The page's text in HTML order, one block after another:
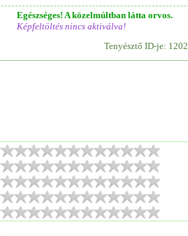
Egészséges! A közelmúltban látta orvos.
Képfeltöltés nincs aktiválva!
Tenyésztő ID-je: